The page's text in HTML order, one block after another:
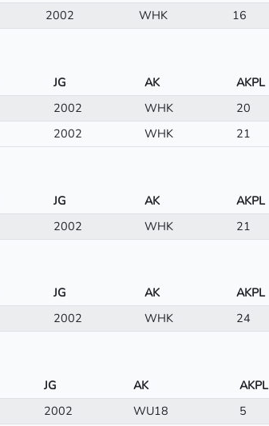
2002 WHK 16
JG AK AKPL
2002 WHK 20
2002 WHK 21
JG AK AKPL
2002 WHK 21
JG AK AKPL
2002 WHK 24
JG AK AKPL
2002 WU18 5